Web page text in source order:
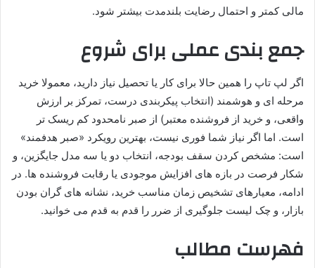
مالی کمتر و احتمال رضایت بلندمدت بیشتر شود.
جمع بندی عملی برای شروع
اگر لپ تاپ را همین حالا برای کار یا تحصیل نیاز دارید، معمولا خرید
مرحله ای و هوشمند (انتخاب پیکربندی درست، تمرکز بر ارزش
واقعی، و خرید از فروشنده معتبر) از صبر نامحدود کم ریسک تر
است. اما اگر نیاز شما فوری نیست، بهترین رویکرد «صبر هدفمند»
است: مشخص کردن سقف بودجه، انتخاب دو یا سه مدل جایگزین، و
شکار فرصت در بازه های افزایش موجودی یا رقابت فروشنده ها. در
ادامه، معیارهای تشخیص زمان مناسب خرید، نشانه های گران بودن
بازار، و چک لیست جلوگیری از ضرر را قدم به قدم می خوانید.
فهرست مطالب